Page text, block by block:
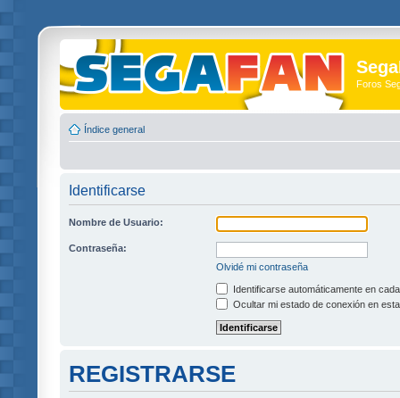
Foros
Índice general
Identificarse
Nombre de Usuario:
Contraseña:
Olvidé mi contraseña
Identificarse automáticamente en
Ocultar mi estado de conexión en
REGISTRARSE